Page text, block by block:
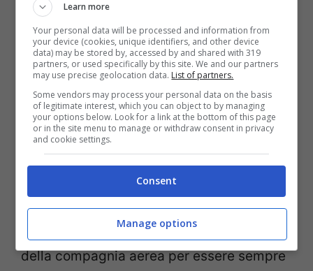
all’aeroporto di Caselle saliranno a
totale. Oltre a Parigi e Palermo, infatti, la
compagnia area parte da Torino con i voli
per Cagliari, Lampedusa, Napoli, Olbia,
Pantelleria e Atene.
, dalle promozioni a 9 euro a quelle
a 15 e 19 euro, sempre comunque
convenienti. Tenete d’occhio il sito web
della compagnia aerea per essere sempre
Learn more
Your personal data will be processed and information from
your device (cookies, unique identifiers, and other device
data) may be stored by, accessed by and shared with 319
partners, or used specifically by this site. We and our partners
may use precise geolocation data. List of partners.
Some vendors may process your personal data on the basis
of legitimate interest, which you can object to by managing
your options below. Look for a link at the bottom of this page
or in the site menu to manage or withdraw consent in privacy
and cookie settings.
Consent
Manage options